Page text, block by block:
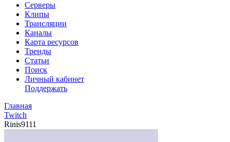
Серверы
Клипы
Трансляции
Каналы
Карта ресурсов
Тренды
Статьи
Поиск
Личный кабинет
Поддержать
Главная
Twitch
Rinis9111